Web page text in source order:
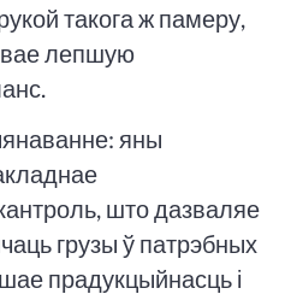
такога ж памеру,
лепшую
яны
што дазваляе
грузы ў патрэбных
прадукцыйнасць і